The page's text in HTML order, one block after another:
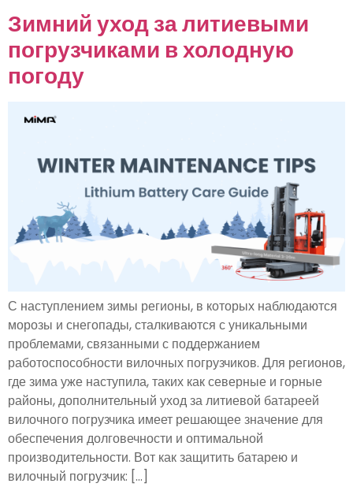
Зимний уход за литиевыми
погрузчиками в холодную
погоду
С наступлением зимы регионы, в которых наблюдаются
морозы и снегопады, сталкиваются с уникальными
проблемами, связанными с поддержанием
работоспособности вилочных погрузчиков. Для регионов,
где зима уже наступила, таких как северные и горные
районы, дополнительный уход за литиевой батареей
вилочного погрузчика имеет решающее значение для
обеспечения долговечности и оптимальной
производительности. Вот как защитить батарею и
вилочный погрузчик: [...]